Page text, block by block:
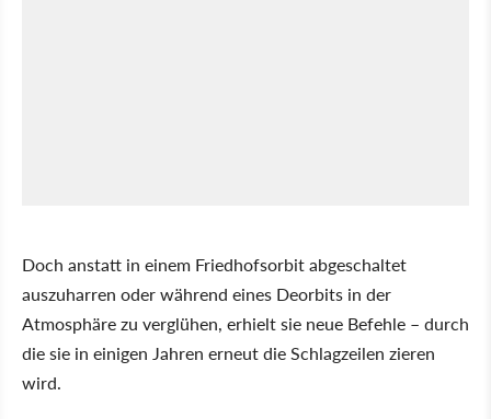
Doch anstatt in einem Friedhofsorbit abgeschaltet
auszuharren oder während eines Deorbits in der
Atmosphäre zu verglühen, erhielt sie neue Befehle – durch
die sie in einigen Jahren erneut die Schlagzeilen zieren
wird.